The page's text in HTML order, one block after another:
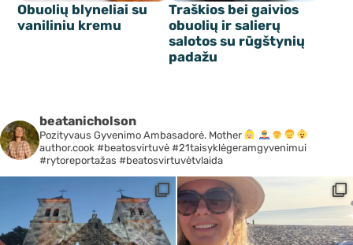
Obuolių blyneliai su
vaniliniu kremu
Traškios bei gaivios
obuolių ir salierų
salotos su rūgštynių
padažu
beatanicholson
Pozityvaus Gyvenimo Ambasadorė. Mother
author.cook #beatosvirtuvė #21taisyklėgeramgyvenimui
#rytoreportažas #beatosvirtuvėtvlaida